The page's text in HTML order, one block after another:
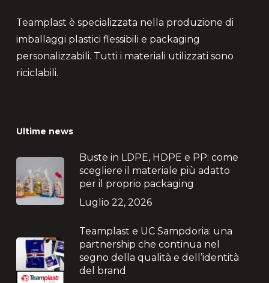
Teamplast è specializzata nella produzione di
imballaggi plastici flessibili e packaging
personalizzabili. Tutti i materiali utilizzati sono
riciclabili.
Ultime news
Buste in LDPE, HDPE e PP: come
scegliere il materiale più adatto
per il proprio packaging
Luglio 22, 2026
Teamplast e UC Sampdoria: una
partnership che continua nel
segno della qualità e dell’identità
del brand